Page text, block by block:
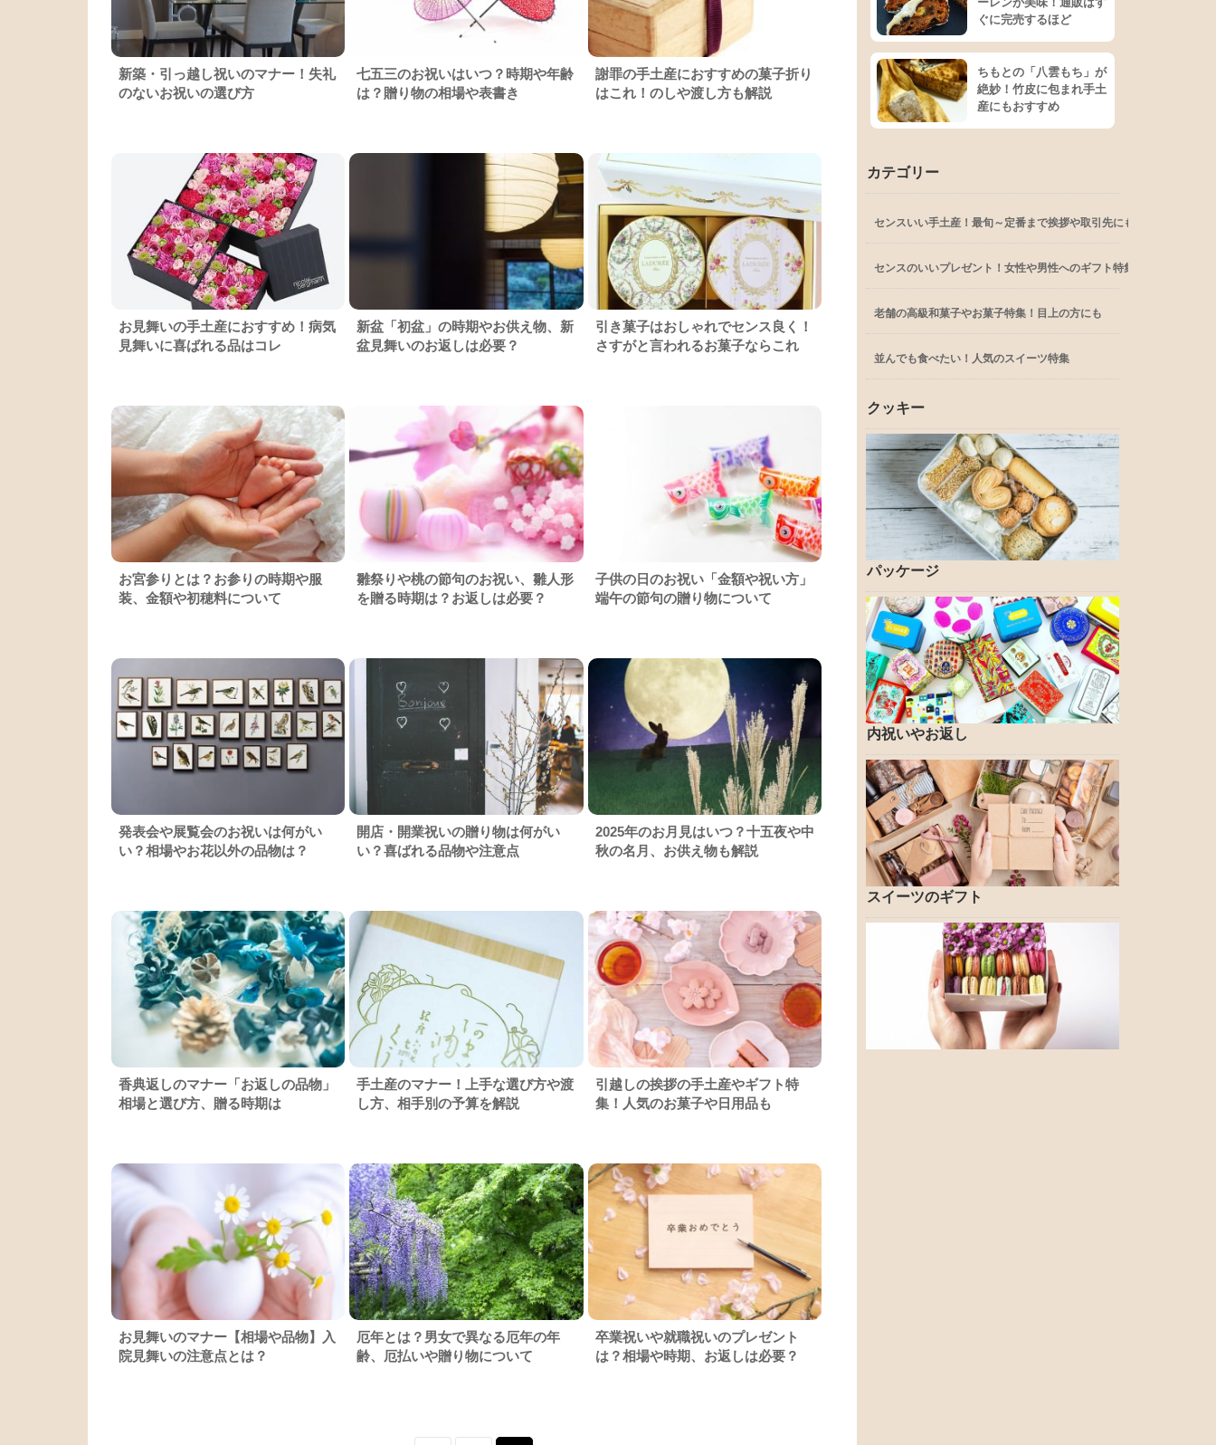
新築・引っ越し祝いのマナー！失礼
のないお祝いの選び方
七五三のお祝いはいつ？時期や年齢
は？贈り物の相場や表書き
謝罪の手土産におすすめの菓子折り
はこれ！のしや渡し方も解説
お見舞いの手土産におすすめ！病気
見舞いに喜ばれる品はコレ
新盆「初盆」の時期やお供え物、新
盆見舞いのお返しは必要？
引き菓子はおしゃれでセンス良く！
さすがと言われるお菓子ならこれ
お宮参りとは？お参りの時期や服
装、金額や初穂料について
雛祭りや桃の節句のお祝い、雛人形
を贈る時期は？お返しは必要？
子供の日のお祝い「金額や祝い方」
端午の節句の贈り物について
発表会や展覧会のお祝いは何がい
い？相場やお花以外の品物は？
開店・開業祝いの贈り物は何がい
い？喜ばれる品物や注意点
2025年のお月見はいつ？十五夜や中
秋の名月、お供え物も解説
香典返しのマナー「お返しの品物」
相場と選び方、贈る時期は
手土産のマナー！上手な選び方や渡
し方、相手別の予算を解説
引越しの挨拶の手土産やギフト特
集！人気のお菓子や日用品も
お見舞いのマナー【相場や品物】入
院見舞いの注意点とは？
厄年とは？男女で異なる厄年の年
齢、厄払いや贈り物について
卒業祝いや就職祝いのプレゼント
は？相場や時期、お返しは必要？
ぐに完売するほど
ちもとの「八雲もち」が
絶妙！竹皮に包まれ手土
産にもおすすめ
カテゴリー
センスいい手土産！最旬～定番まで挨拶や取引先にも
センスのいいプレゼント！女性や男性へのギフト特集
老舗の高級和菓子やお菓子特集！目上の方にも
並んでも食べたい！人気のスイーツ特集
クッキー
パッケージ
内祝いやお返し
スイーツのギフト